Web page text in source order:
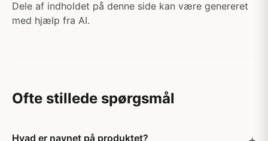
Dele af indholdet på denne side kan være genereret
med hjælp fra AI.
Ofte stillede spørgsmål
Hvad er navnet på produktet?